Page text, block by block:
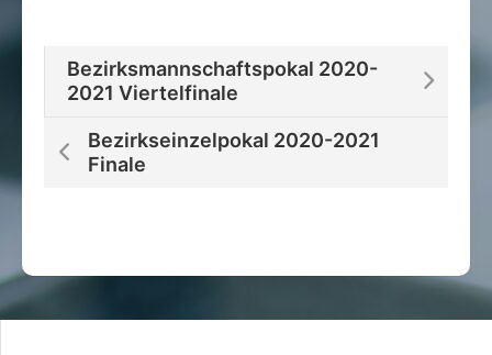
Bezirksmannschaftspokal 2020-
2021 Viertelfinale
Bezirkseinzelpokal 2020-2021
Finale